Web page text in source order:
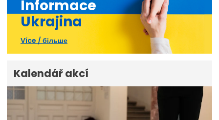
Informace
Ukrajina
Více / більше
Kalendář akcí